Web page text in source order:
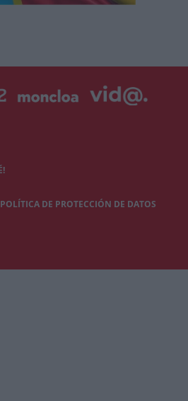
DE PROTECCIÓN DE DATOS